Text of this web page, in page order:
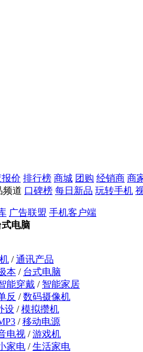
价 排行榜 商城 团购 经销商 商
频道 口碑榜 每日新品 玩转手机
广告联盟 手机客户端
式电脑
/通讯产品
本 / 台式电脑
能穿戴 / 智能家居
反 /数码摄像机
设 /模拟攒机
/移动电源
电视 /游戏机
家电 /生活家电